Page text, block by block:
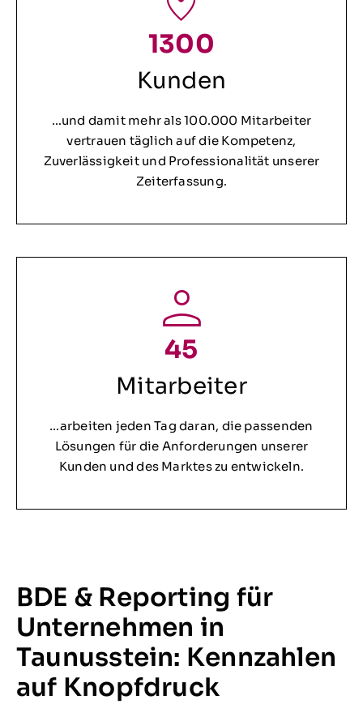
1300
Kunden
…und damit mehr als 100.000 Mitarbeiter
vertrauen täglich auf die Kompetenz,
Zuverlässigkeit und Professionalität unserer
Zeiterfassung.
45
Mitarbeiter
…arbeiten jeden Tag daran, die passenden
Lösungen für die Anforderungen unserer
Kunden und des Marktes zu entwickeln.
BDE & Reporting für
Unternehmen in
Taunusstein: Kennzahlen
auf Knopfdruck